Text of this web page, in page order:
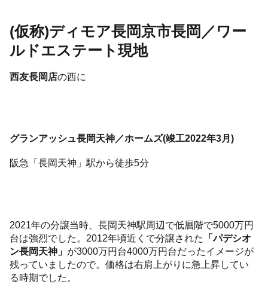
(仮称)ディモア長岡京市長岡／ワー
ルドエステート現地
西友長岡店の西に
グランアッシュ長岡天神／ホームズ(竣工2022年3月)
阪急「長岡天神」駅から徒歩5分
2021年の分譲当時、長岡天神駅周辺で低層階で5000万円
台は強烈でした。2012年頃近くで分譲された
「パデシオ
ン長岡天神」 が3000万円台4000万円台だったイメージが
残っていましたので。価格は右肩上がりに急上昇してい
る時期でした。